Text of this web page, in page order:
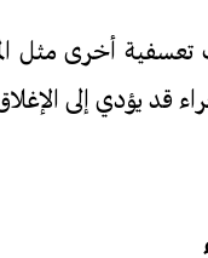
أخرى مثل